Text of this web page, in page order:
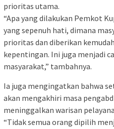
prioritas utama.
“Apa yang dilakukan Pemkot
yang sepenuh hati, dimana
prioritas dan diberikan
kepentingan. Ini juga menjadi
masyarakat,” tambahnya.
Ia juga mengingatkan bahwa
akan mengakhiri masa
meninggalkan warisan
“Tidak semua orang dipilih